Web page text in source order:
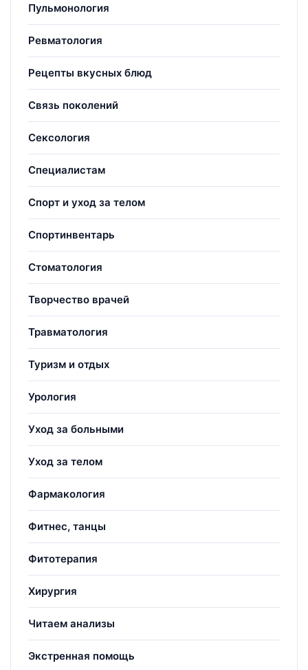
Пульмонология
Ревматология
Рецепты вкусных блюд
Связь поколений
Сексология
Специалистам
Спорт и уход за телом
Спортинвентарь
Стоматология
Творчество врачей
Травматология
Туризм и отдых
Урология
Уход за больными
Уход за телом
Фармакология
Фитнес, танцы
Фитотерапия
Хирургия
Читаем анализы
Экстренная помощь